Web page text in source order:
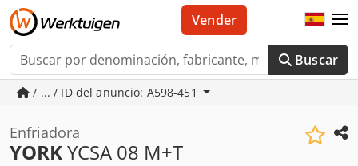
Buscar
Vender
/ ... / ID del anuncio: A598-451
Enfriadora
YORKYCSA 08 M+T